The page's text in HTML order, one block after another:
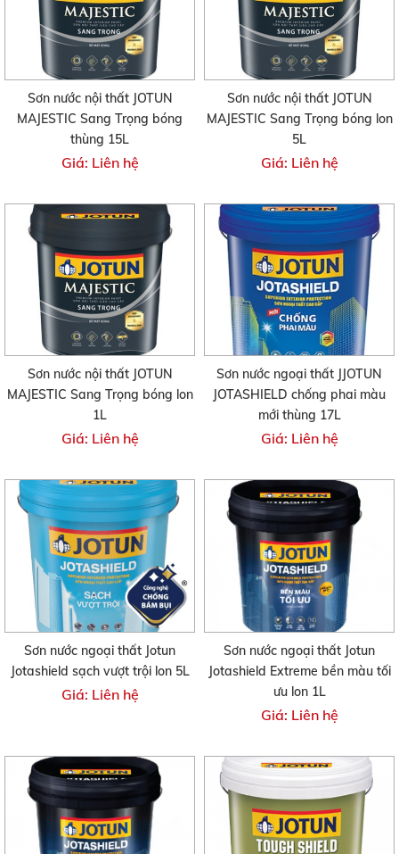
Sơn nước nội thất JOTUN
MAJESTIC Sang Trọng bóng
thùng 15L
Giá: Liên hệ
Sơn nước nội thất JOTUN
MAJESTIC Sang Trọng bóng lon
5L
Giá: Liên hệ
Sơn nước nội thất JOTUN
MAJESTIC Sang Trọng bóng lon
1L
Giá: Liên hệ
Sơn nước ngoại thất JJOTUN
JOTASHIELD chống phai màu
mới thùng 17L
Giá: Liên hệ
Sơn nước ngoại thất Jotun
Jotashield sạch vượt trội lon 5L
Giá: Liên hệ
Sơn nước ngoại thất Jotun
Jotashield Extreme bền màu tối
ưu lon 1L
Giá: Liên hệ